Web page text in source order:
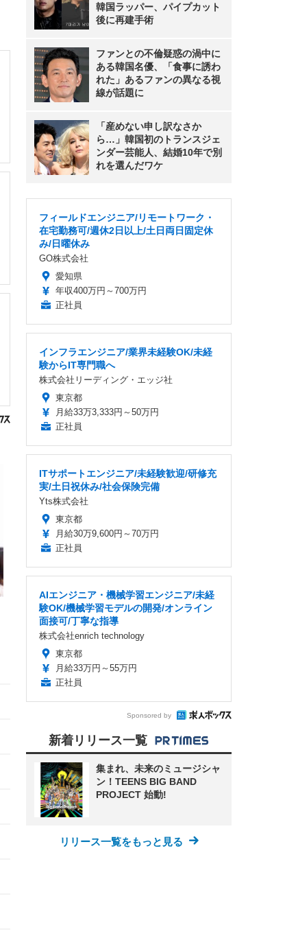
韓国ラッパー、パイプカット
後に再建手術
ファンとの不倫疑惑の渦中に
ある韓国名優、「食事に誘わ
れた」あるファンの異なる視
線が話題に
「産めない申し訳なさか
ら…」韓国初のトランスジェ
ンダー芸能人、結婚10年で別
れを選んだワケ
フィールドエンジニア/リモートワーク・
在宅勤務可/週休2日以上/土日両日固定休
み/日曜休み
GO株式会社
愛知県
年収400万円～700万円
正社員
インフラエンジニア/業界未経験OK/未経
験からIT専門職へ
株式会社リーディング・エッジ社
東京都
月給33万3,333円～50万円
正社員
ITサポートエンジニア/未経験歓迎/研修充
実/土日祝休み/社会保険完備
Yts株式会社
東京都
月給30万9,600円～70万円
正社員
AIエンジニア・機械学習エンジニア/未経
験OK/機械学習モデルの開発/オンライン
面接可/丁寧な指導
株式会社enrich technology
東京都
月給33万円～55万円
正社員
Sponsored by
新着リリース一覧
集まれ、未来のミュージシャ
ン！TEENS BIG BAND
PROJECT 始動!
リリース一覧をもっと見る